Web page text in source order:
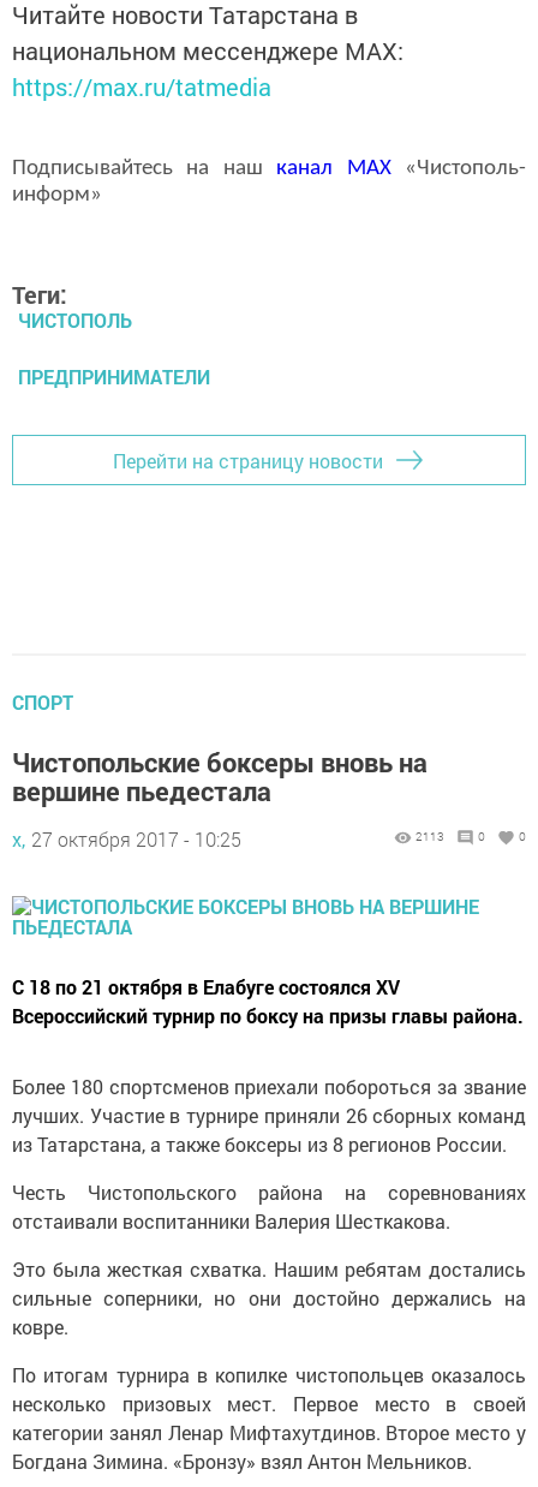
Читайте новости Татарстана в
национальном мессенджере MАХ:
https://max.ru/tatmedia
Подписывайтесь на наш канал MAX«Чистополь-
информ»
Теги:
ЧИСТОПОЛЬ
ПРЕДПРИНИМАТЕЛИ
Перейти на страницу новости
СПОРТ
Чистопольские боксеры вновь на
вершине пьедестала
х, 27 октября 2017 - 10:25 2113 0 0
С 18 по 21 октября в Елабуге состоялся XV
Всероссийский турнир по боксу на призы главы района.
Более 180 спортсменов приехали побороться за звание
лучших. Участие в турнире приняли 26 сборных команд
из Татарстана, а также боксеры из 8 регионов России.
Честь Чистопольского района на соревнованиях
отстаивали воспитанники Валерия Шесткакова.
Это была жесткая схватка. Нашим ребятам достались
сильные соперники, но они достойно держались на
ковре.
По итогам турнира в копилке чистопольцев оказалось
несколько призовых мест. Первое место в своей
категории занял Ленар Мифтахутдинов. Второе место у
Богдана Зимина. «Бронзу» взял Антон Мельников.